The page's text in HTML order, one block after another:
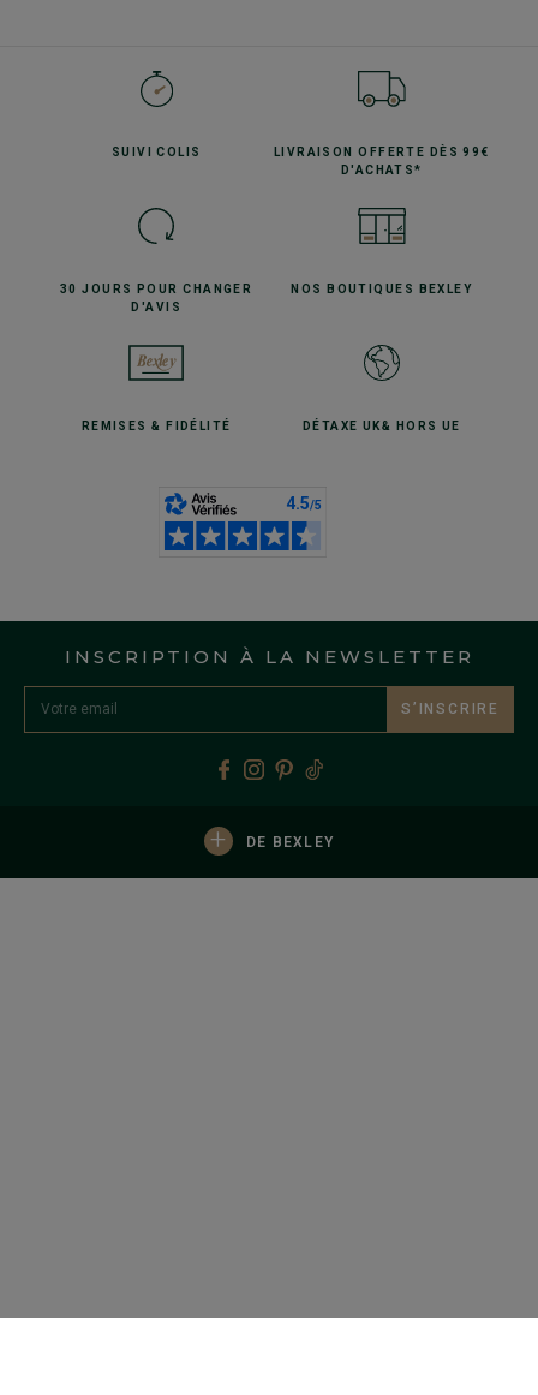
SUIVICOLIS LIVRAISON OFFERTE
DÈS 99€
D'ACHATS*
30 JOURS POURCHANGER
D'AVIS
NOS BOUTIQUES BEXLEY
REMISES& FIDÉLITÉ DÉTAXE UK& HORS UE
INSCRIPTION À LA NEWSLETTER
S’INSCRIRE
+ DE BEXLEY